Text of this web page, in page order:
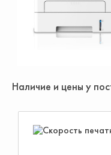
Наличие и цены у